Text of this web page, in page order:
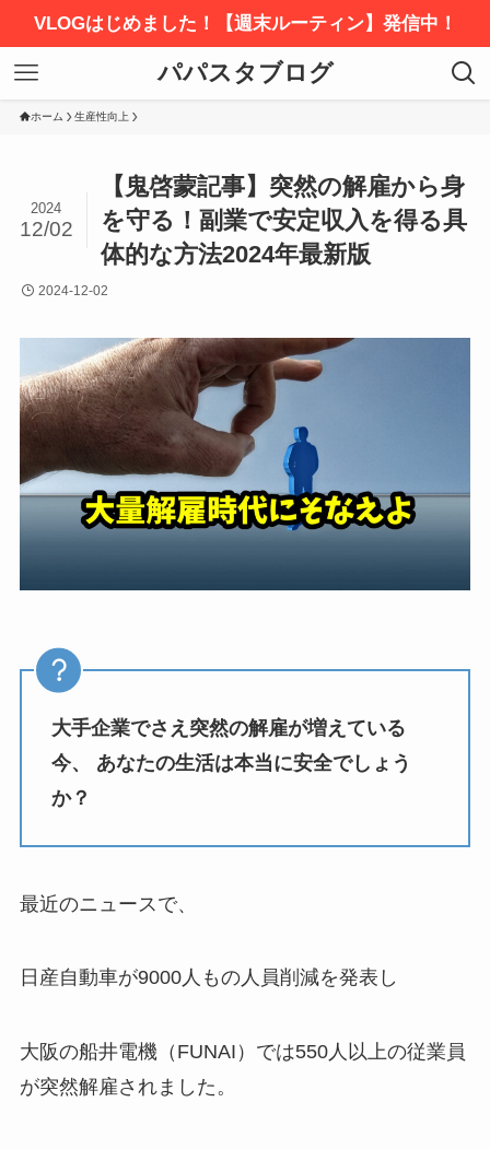
VLOGはじめました！【週末ルーティン】発信中！
パパスタブログ
ホーム 生産性向上
【鬼啓蒙記事】突然の解雇から身
を守る！副業で安定収入を得る具
体的な方法2024年最新版
2024
12/02
2024-12-02
大手企業でさえ突然の解雇が増えている
今、 あなたの生活は本当に安全でしょう
か？
最近のニュースで、
日産自動車が9000人もの人員削減を発表し
大阪の船井電機（FUNAI）では550人以上の従業員
が突然解雇されました。